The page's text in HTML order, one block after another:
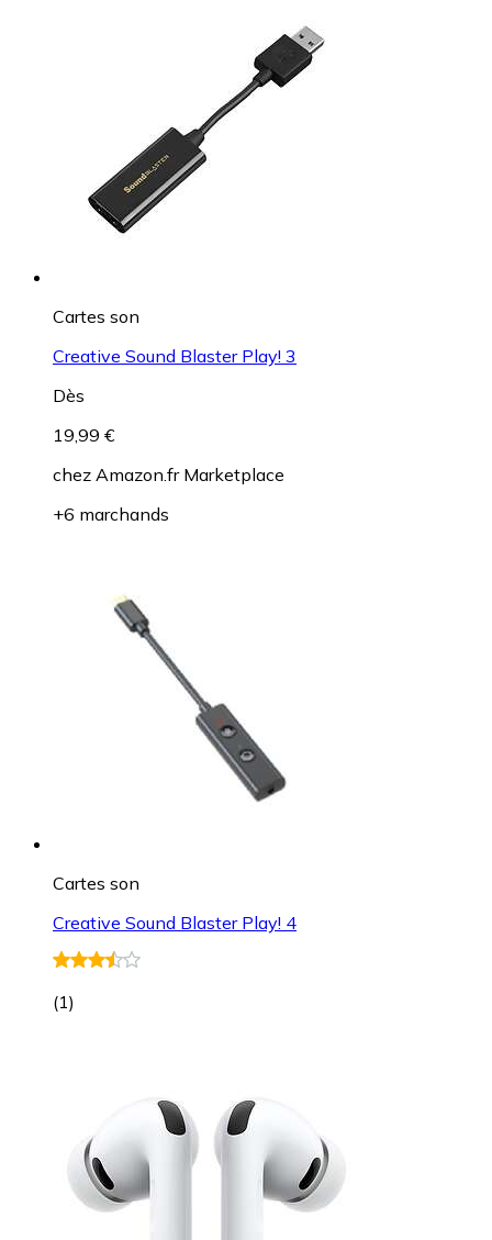
Cartes son
Creative Sound Blaster Play! 3
Dès
19,99 €
chez Amazon.fr Marketplace
+6 marchands
Cartes son
Creative Sound Blaster Play! 4
(1)